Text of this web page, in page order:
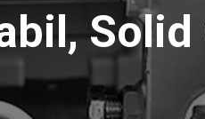
Solid